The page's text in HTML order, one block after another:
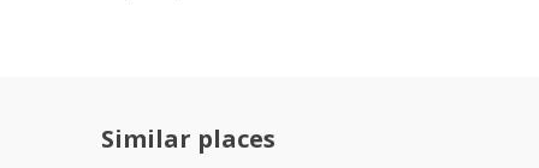
Similar places